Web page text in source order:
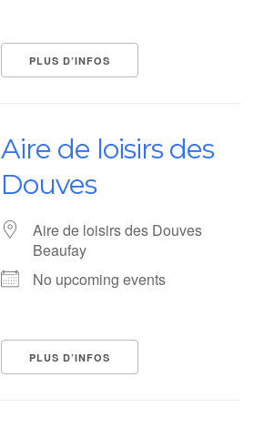
PLUS D’INFOS
Aire de loisirs des
Douves
Aire de loisirs des Douves
Beaufay
No upcoming events
PLUS D’INFOS